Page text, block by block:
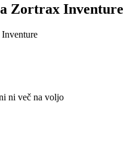
Zortrax Inventure
ni več na voljo